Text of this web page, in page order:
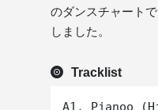
のダンスチャート
しました。
Tracklist
A1. Pjanoo